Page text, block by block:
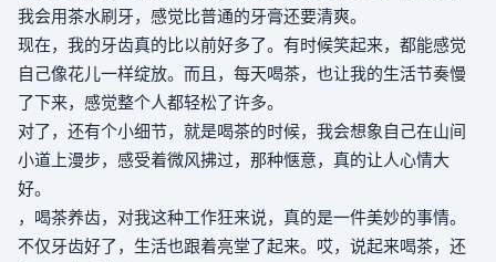
我会用茶水刷牙，感觉比普通的牙膏还要清爽。
现在，我的牙齿真的比以前好多了。有时候笑起来，都能感觉
自己像花儿一样绽放。而且，每天喝茶，也让我的生活节奏慢
了下来，感觉整个人都轻松了许多。
对了，还有个小细节，就是喝茶的时候，我会想象自己在山间
小道上漫步，感受着微风拂过，那种惬意，真的让人心情大
好。
，喝茶养齿，对我这种工作狂来说，真的是一件美妙的事情。
不仅牙齿好了，生活也跟着亮堂了起来。哎，说起来喝茶，还